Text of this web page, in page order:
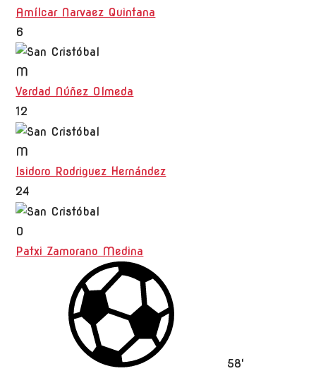
Amílcar Narvaez Quintana
6
M
Verdad Núñez Olmeda
12
M
Isidoro Rodriguez Hernández
24
O
Patxi Zamorano Medina
58'